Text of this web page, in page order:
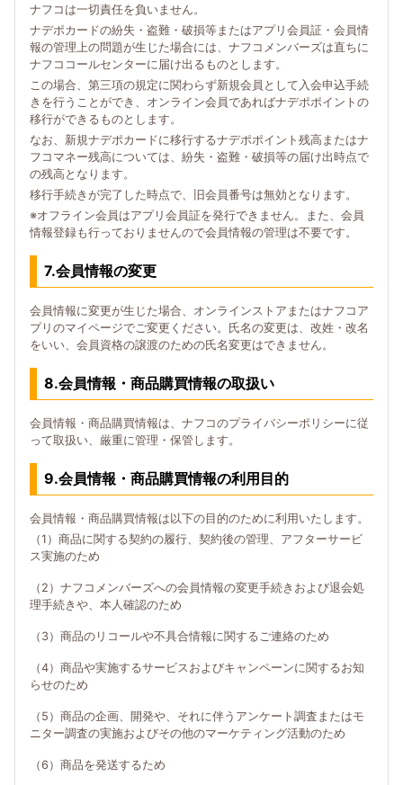
ナフコは一切責任を負いません。
ナデポカードの紛失・盗難・破損等またはアプリ会員証・会員情
報の管理上の問題が生じた場合には、ナフコメンバーズは直ちに
ナフココールセンターに届け出るものとします。
この場合、第三項の規定に関わらず新規会員として入会申込手続
きを行うことができ、オンライン会員であればナデポポイントの
移行ができるものとします。
なお、新規ナデポカードに移行するナデポポイント残高またはナ
フコマネー残高については、紛失・盗難・破損等の届け出時点で
の残高となります。
移行手続きが完了した時点で、旧会員番号は無効となります。
※オフライン会員はアプリ会員証を発行できません。また、会員
情報登録も行っておりませんので会員情報の管理は不要です。
7.会員情報の変更
会員情報に変更が生じた場合、オンラインストアまたはナフコア
プリのマイページでご変更ください。氏名の変更は、改姓・改名
をいい、会員資格の譲渡のための氏名変更はできません。
8.会員情報・商品購買情報の取扱い
会員情報・商品購買情報は、ナフコのプライバシーポリシーに従
って取扱い、厳重に管理・保管します。
9.会員情報・商品購買情報の利用目的
会員情報・商品購買情報は以下の目的のために利用いたします。
（1）商品に関する契約の履行、契約後の管理、アフターサービ
ス実施のため
（2）ナフコメンバーズへの会員情報の変更手続きおよび退会処
理手続きや、本人確認のため
（3）商品のリコールや不具合情報に関するご連絡のため
（4）商品や実施するサービスおよびキャンペーンに関するお知
らせのため
（5）商品の企画、開発や、それに伴うアンケート調査またはモ
ニター調査の実施およびその他のマーケティング活動のため
（6）商品を発送するため